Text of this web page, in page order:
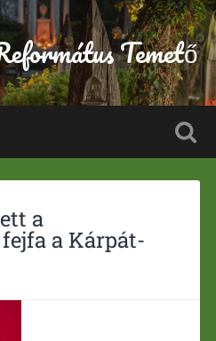
Temető
a
a Kárpát-